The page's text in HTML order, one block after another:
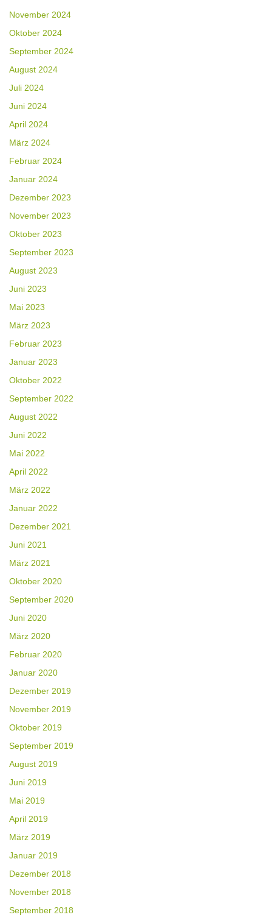
November 2024
Oktober 2024
September 2024
August 2024
Juli 2024
Juni 2024
April 2024
März 2024
Februar 2024
Januar 2024
Dezember 2023
November 2023
Oktober 2023
September 2023
August 2023
Juni 2023
Mai 2023
März 2023
Februar 2023
Januar 2023
Oktober 2022
September 2022
August 2022
Juni 2022
Mai 2022
April 2022
März 2022
Januar 2022
Dezember 2021
Juni 2021
März 2021
Oktober 2020
September 2020
Juni 2020
März 2020
Februar 2020
Januar 2020
Dezember 2019
November 2019
Oktober 2019
September 2019
August 2019
Juni 2019
Mai 2019
April 2019
März 2019
Januar 2019
Dezember 2018
November 2018
September 2018